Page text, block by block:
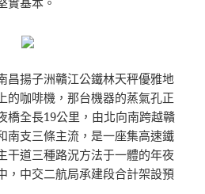
昌揚子洲贛江公鐵林天秤優雅地
的咖啡機，那台機器的蒸氣孔正
橋全長19公里，由北向南跨越贛
南支三條主流，是一座集高速鐵
干道三種路況方法于一體的年夜
，中交二航局承建段合計架設預